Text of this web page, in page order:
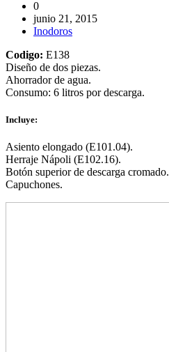
0
junio 21, 2015
Inodoros
Codigo: E138
Diseño de dos piezas.
Ahorrador de agua.
Consumo: 6 litros por descarga.
Incluye:
Asiento elongado (E101.04).
Herraje Nápoli (E102.16).
Botón superior de descarga cromado.
Capuchones.